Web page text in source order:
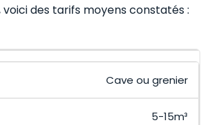
des tarifs moyens constatés :
Cave ou grenier
5-15m³